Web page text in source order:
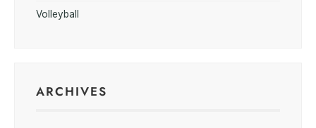
Volleyball
ARCHIVES